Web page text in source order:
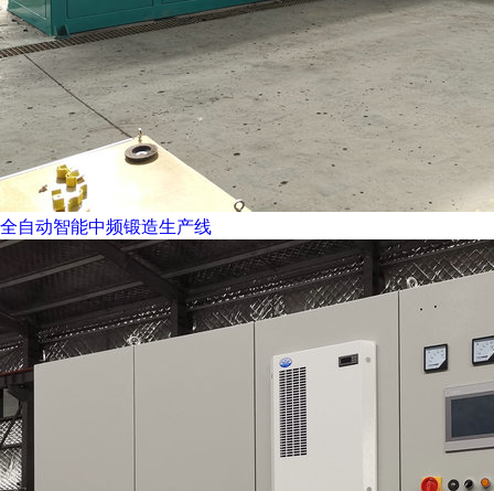
全自动智能中频锻造生产线